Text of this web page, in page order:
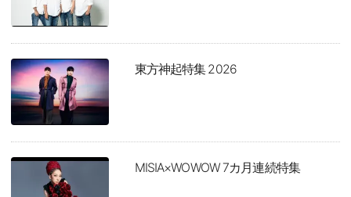
東方神起特集 2026
MISIA×WOWOW 7カ月連続特集